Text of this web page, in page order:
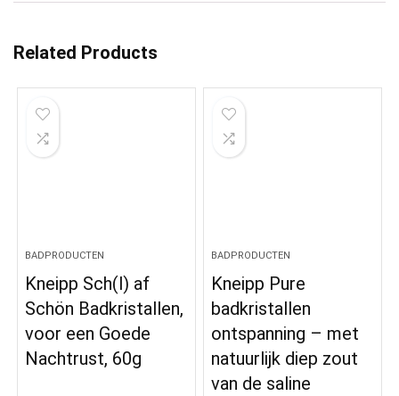
Related Products
BADPRODUCTEN
Kneipp Sch(l) af
Schön Badkristallen,
voor een Goede
Nachtrust, 60g
BADPRODUCTEN
Kneipp Pure
badkristallen
ontspanning – met
natuurlijk diep zout
van de saline